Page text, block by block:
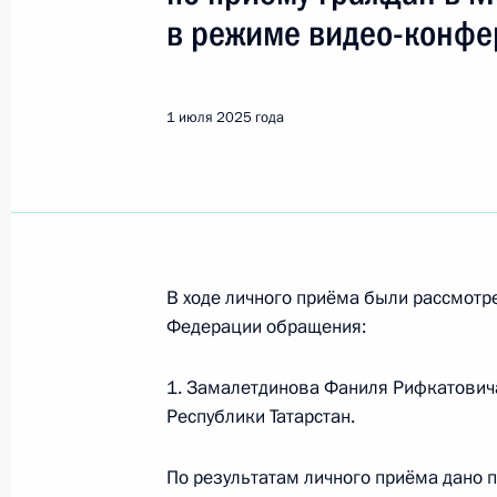
видео-конференц-связи
Исполнено поручение (меры
по поручению Президента
Российской Федерации Андреем
в режиме видео-
1 июля 2025 года
В ходе личного приёма были
Федерации обращения:
1. Замалетдинова Фаниля
Республики Татарстан.
По результатам личного приёма дано